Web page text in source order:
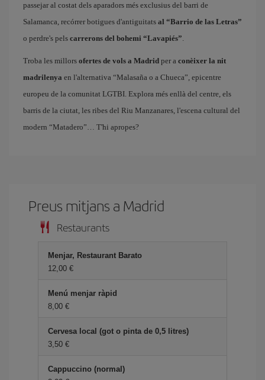
passejar al costat dels aparadors més exclusius del barri de
Salamanca, recórrer botigues d'antiguitats al “Barrio de las Letras”
o perdre's pels carrerons del bohemi “Lavapiés”.
Troba les millors ofertes de vols a Madrid per a conèixer la nit
madrilenya en l'alternativa “Malasaña o a Chueca”, epicentre
europeu de la comunitat LGTBI. Explora més enllà del centre, els
barris de la ciutat, les ribes del Riu Manzanares, l'escena cultural del
modern “Matadero”… T'hi apropes?
Preus mitjans a Madrid
Restaurants
Menjar, Restaurant Barato
12,00
Menú menjar ràpid
8,00
Cervesa local (got o pinta de 0,5 litres)
3,50
Cappuccino (normal)